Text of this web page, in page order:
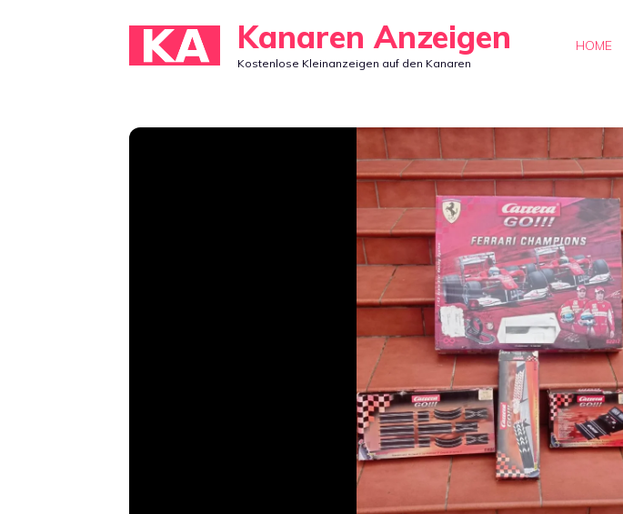
Kanaren Anzeigen
Kostenlose Kleinanzeigen auf den Kanaren
HOME